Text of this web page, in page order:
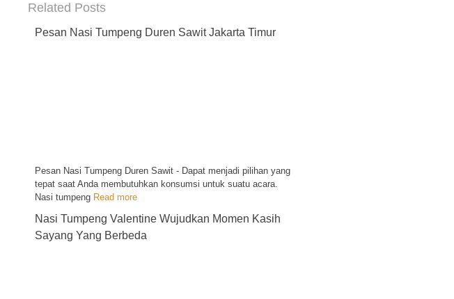
Related Posts
Pesan Nasi Tumpeng Duren Sawit Jakarta Timur
Pesan Nasi Tumpeng Duren Sawit - Dapat menjadi pilihan yang
tepat saat Anda membutuhkan konsumsi untuk suatu acara.
Nasi tumpeng Read more
Nasi Tumpeng Valentine Wujudkan Momen Kasih
Sayang Yang Berbeda